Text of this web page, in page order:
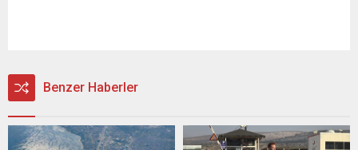
Benzer Haberler